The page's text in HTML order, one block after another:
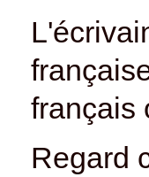
français
Regard